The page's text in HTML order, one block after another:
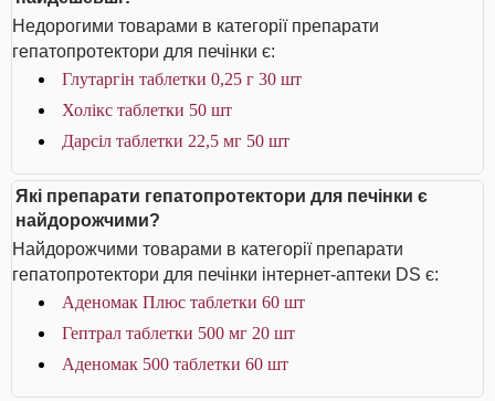
Недорогими товарами в категорії препарати
гепатопротектори для печінки є:
Глутаргін таблетки 0,25 г 30 шт
Холікс таблетки 50 шт
Дарсіл таблетки 22,5 мг 50 шт
Які препарати гепатопротектори для печінки є
найдорожчими?
Найдорожчими товарами в категорії препарати
гепатопротектори для печінки інтернет-аптеки DS є:
Аденомак Плюс таблетки 60 шт
Гептрал таблетки 500 мг 20 шт
Аденомак 500 таблетки 60 шт